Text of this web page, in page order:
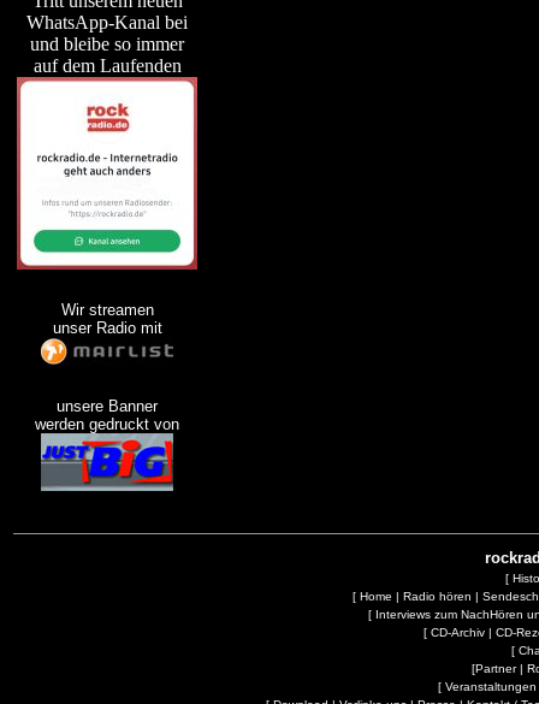
WhatsApp-Kanal bei
und bleibe so immer
auf dem Laufenden
Wir streamen
unser Radio mit
unsere Banner
werden gedruckt von
[
[ Home | Radio hören |
[ Interviews zum NachHören
[ CD-Archiv| CD-
[
[Partner|
[ Veranstaltungen